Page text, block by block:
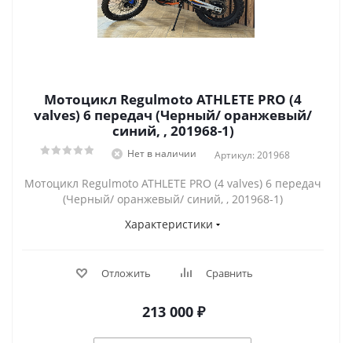
Мотоцикл Regulmoto ATHLETE PRO (4
valves) 6 передач (Черный/ оранжевый/
синий, , 201968-1)
Нет в наличии Артикул: 201968
Мотоцикл Regulmoto ATHLETE PRO (4 valves) 6 передач
(Черный/ оранжевый/ синий, , 201968-1)
Характеристики
Отложить Сравнить
213 000₽